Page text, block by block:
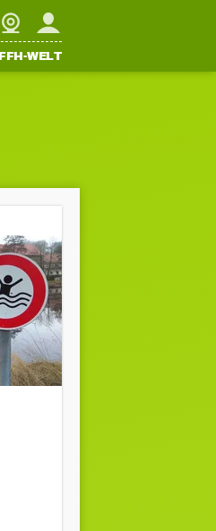
WebcamMein FFH
FFH-WELT